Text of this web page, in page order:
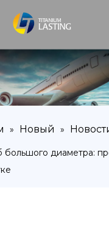
» Новый »
большого диаметра: